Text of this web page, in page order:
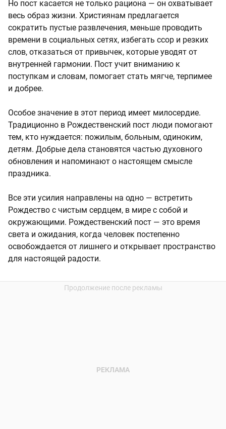
Но пост касается не только рациона — он охватывает
весь образ жизни. Християнам предлагается
сократить пустые развлечения, меньше проводить
времени в социальных сетях, избегать ссор и резких
слов, отказаться от привычек, которые уводят от
внутренней гармонии. Пост учит вниманию к
поступкам и словам, помогает стать мягче, терпимее
и добрее.
Особое значение в этот период имеет милосердие.
Традиционно в Рождественский пост люди помогают
тем, кто нуждается: пожилым, больным, одиноким,
детям. Добрые дела становятся частью духовного
обновления и напоминают о настоящем смысле
праздника.
Все эти усилия направлены на одно — встретить
Рождество с чистым сердцем, в мире с собой и
окружающими. Рождественский пост — это время
света и ожидания, когда человек постепенно
освобождается от лишнего и открывает пространство
для настоящей радости.